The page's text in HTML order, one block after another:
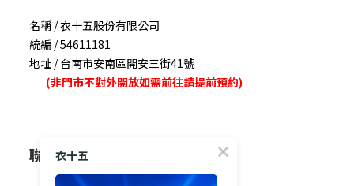
名稱 / 衣十五股份有限公司
統編 / 54611181
地址 / 台南市安南區開安三街41號
(非門市不對外開放如需前往請提前預約)
聯絡我們
衣十五